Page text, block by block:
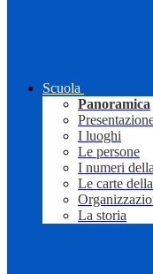
Scuola
Panoramica
I luoghi
Le persone
I numeri
Le carte
La storia